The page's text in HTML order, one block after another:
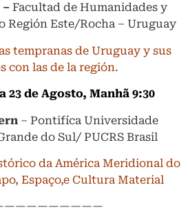
–Facultad de Humanidades y
Región Este/Rocha – Uruguay
tempranas de Uruguay y sus
con las de la región.
de Agosto, Manhã 9:30
– Pontifíca Universidade
do Sul/ PUCRS Brasil
da América Meridional do
Espaço,e Cultura Material